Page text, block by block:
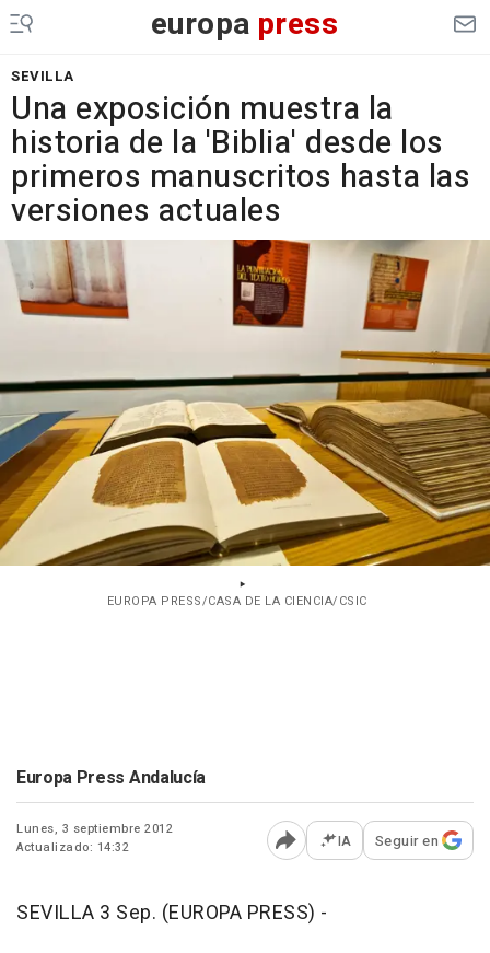
europa press
SEVILLA
Una exposición muestra la
historia de la 'Biblia' desde los
primeros manuscritos hasta las
versiones actuales
EUROPA PRESS/CASA DE LA CIENCIA/CSIC
Europa Press Andalucía
Lunes, 3 septiembre 2012
Actualizado: 14:32
Abrir opciones para
IA Seguir en
SEVILLA 3 Sep. (EUROPA PRESS) -